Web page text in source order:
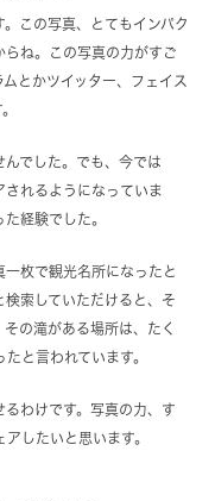
この写真、とてもインパク
らね。この写真の力がすご
とかツイッター、フェイス
でした。でも、今では
されるようになっていま
経験でした。
枚で観光名所になったと
索していただけると、そ
の滝がある場所は、たく
と言われています。
わけです。写真の力、す
したいと思います。